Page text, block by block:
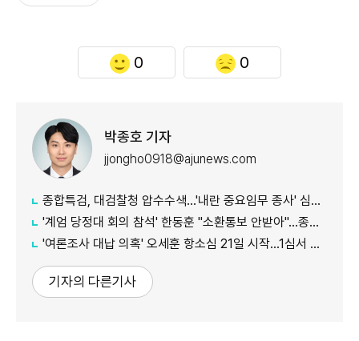
0 0
박종호 기자
jjongho0918@ajunews.com
종합특검, 대검찰청 압수수색...'내란 중요임무 종사' 심우정 관련 수사
'계엄 당정대 회의 참석' 한동훈 "소환통보 안받아"…종합특검 "의원실 수령했다"
'여론조사 대납 의혹' 오세훈 항소심 21일 시작...1심서 시장직 상실형
기자의 다른기사